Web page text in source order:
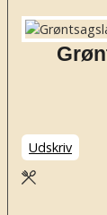
Udskriv